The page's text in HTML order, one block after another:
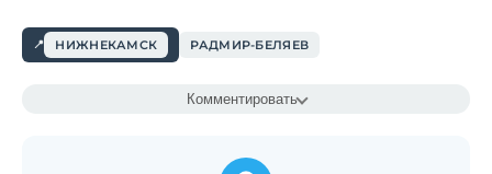
НИЖНЕКАМСК РАДМИР-БЕЛЯЕВ
Комментировать